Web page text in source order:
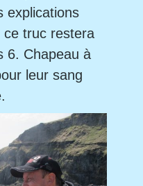
explications
ce truc restera
6. Chapeau à
leur sang